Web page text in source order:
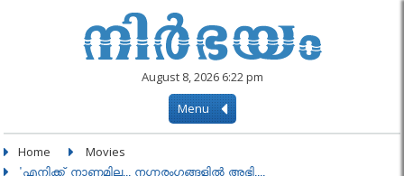
August 8, 2026 6:22 pm
Menu
Home Movies